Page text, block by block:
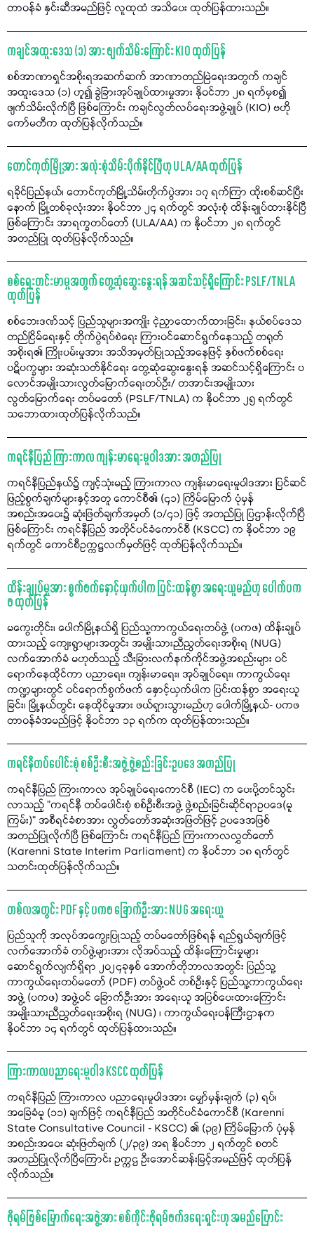
တာဝန်ခံ နှင်းဆီအမည်ဖြင့် လူထုထံ အသိပေး ထုတ်ပြန်ထားသည်။
ကချင်အထူးဒေသ (၁) အား ဖျက်သိမ်းကြောင်း KIO ထုတ်ပြန်
စစ်အာဏာရှင်အစိုးရအဆက်ဆက် အာဏာတည်မြဲရေးအတွက် ကချင်
အထူးဒေသ (၁) ဟူ၍ ခွဲခြားအုပ်ချုပ်ထားမှုအား နိုဝင်ဘာ ၂၈ ရက်မှစ၍
ဖျက်သိမ်းလိုက်ပြီ ဖြစ်ကြောင်း ကချင်လွတ်လပ်ရေးအဖွဲ့ချုပ် (KIO) ဗဟို
ကော်မတီက ထုတ်ပြန်လိုက်သည်။
တောင်ကုတ်မြို့အား အလုံးစုံသိမ်းပိုက်နိုင်ပြီဟု ULA/AA ထုတ်ပြန်
ရခိုင်ပြည်နယ်၊ တောင်ကုတ်မြို့သိမ်းတိုက်ပွဲအား ၁၇ ရက်ကြာ ထိုးစစ်ဆင်ပြီး
နောက် မြို့တစ်ခုလုံးအား နိုဝင်ဘာ ၂၄ ရက်တွင် အလုံးစုံ ထိန်းချုပ်ထားနိုင်ပြီ
ဖြစ်ကြောင်း အာရက္ခတပ်တော် (ULA/AA) က နိုဝင်ဘာ ၂၈ ရက်တွင်
အတည်ပြု ထုတ်ပြန်လိုက်သည်။
စစ်ရေးတင်းမာမှုအတွက် တွေ့ဆုံဆွေးနွေးရန် အဆင်သင့်ရှိကြောင်း PSLF/TNLA
ထုတ်ပြန်
စစ်ဘေးဒဏ်သင့် ပြည်သူများအကျိုး ငဲ့ညှာထောက်ထားခြင်း၊ နယ်စပ်ဒေသ
တည်ငြိမ်ရေးနှင့် တိုက်ပွဲရပ်စဲရေး ကြားဝင်ဆောင်ရွက်နေသည့် တရုတ်
အစိုးရ၏ ကြိုးပမ်းမှုအား အသိအမှတ်ပြုသည့်အနေဖြင့် နှစ်ဖက်စစ်ရေး
ပဋိပက္ခများ အဆုံးသတ်နိုင်ရေး တွေ့ဆုံဆွေးနွေးရန် အဆင်သင့်ရှိကြောင်း ပ
လောင်အမျိုးသားလွတ်မြောက်ရေးတပ်ဦး/ တအာင်းအမျိုးသား
လွတ်မြောက်ရေး တပ်မတော် (PSLF/TNLA) က နိုဝင်ဘာ ၂၅ ရက်တွင်
သဘောထားထုတ်ပြန်လိုက်သည်။
ကရင်နီပြည် ကြားကာလ ကျန်းမာရေးမူဝါဒအား အတည်ပြု
ကရင်နီပြည်နယ်၌ ကျင့်သုံးမည့် ကြားကာလ ကျန်းမာရေးမူဝါဒအား ပြင်ဆင်
ဖြည့်စွက်ချက်များနှင့်အတူ ကောင်စီ၏ (၄၁) ကြိမ်မြောက် ပုံမှန်
အစည်းအဝေး၌ ဆုံးဖြတ်ချက်အမှတ် (၁/၄၁) ဖြင့် အတည်ပြု ပြဌာန်းလိုက်ပြီ
ဖြစ်ကြောင်း ကရင်နီပြည် အတိုင်ပင်ခံကောင်စီ (KSCC) က နိုဝင်ဘာ ၁၉
ရက်တွင် ကောင်စီဥက္ကဋ္ဌလက်မှတ်ဖြင့် ထုတ်ပြန်လိုက်သည်။
ထိန်းချုပ်မှုအား စွက်ဖက်နှောင့်ယှက်ပါက ပြင်းထန်စွာ အရေးယူမည်ဟု ပေါက်ပက
ဖ ထုတ်ပြန်
မကွေးတိုင်း၊ ပေါက်မြို့နယ်ရှိ ပြည်သူ့ကာကွယ်ရေးတပ်ဖွဲ့ (ပကဖ) ထိန်းချုပ်
ထားသည့် ကျေးရွာများအတွင်း အမျိုးသားညီညွတ်ရေးအစိုးရ (NUG)
လက်အောက်ခံ မဟုတ်သည့် သီးခြားလက်နက်ကိုင်အဖွဲ့အစည်းများ ဝင်
ရောက်နေထိုင်ကာ ပညာရေး၊ ကျန်းမာရေး၊ အုပ်ချုပ်ရေး၊ ကာကွယ်ရေး
ကဏ္ဍများတွင် ဝင်ရောက်စွက်ဖက် နှောင့်ယှက်ပါက ပြင်းထန်စွာ အရေးယူ
ခြင်း၊ မြို့နယ်တွင်း နေထိုင်မှုအား ဖယ်ရှားသွားမည်ဟု ပေါက်မြို့နယ်- ပကဖ
တာဝန်ခံအမည်ဖြင့် နိုဝင်ဘာ ၁၃ ရက်က ထုတ်ပြန်ထားသည်။
ကရင်နီတပ်ပေါင်းစုံ စစ်ဦးစီးအဖွဲ့ ဖွဲ့စည်းခြင်းဥပဒေ အတည်ပြု
ကရင်နီပြည် ကြားကာလ အုပ်ချုပ်ရေးကောင်စီ (IEC) က ပေးပို့တင်သွင်း
လာသည့် "ကရင်နီ တပ်ပေါင်းစုံ စစ်ဦးစီးအဖွဲ့ ဖွဲ့စည်းခြင်းဆိုင်ရာဥပဒေ(မူ
ကြမ်း)” အစီရင်ခံစာအား လွှတ်တော်အဆုံးအဖြတ်ဖြင့် ဥပဒေအဖြစ်
အတည်ပြုလိုက်ပြီ ဖြစ်ကြောင်း ကရင်နီပြည် ကြားကာလလွှတ်တော်
(Karenni State Interim Parliament) က နိုဝင်ဘာ ၁၈ ရက်တွင်
သတင်းထုတ်ပြန်လိုက်သည်။
တစ်လအတွင်း PDF နှင့် ပကဖ ခြောက်ဦးအား NUG အရေးယူ
ပြည်သူကို အလုပ်အကျွေးပြုသည့် တပ်မတော်ဖြစ်ရန် ရည်ရွယ်ချက်ဖြင့်
လက်အောက်ခံ တပ်ဖွဲ့များအား လိုအပ်သည့် ထိန်းကြောင်းမှုများ
ဆောင်ရွက်လျက်ရှိရာ ၂၀၂၄ခုနှစ် အောက်တိုဘာလအတွင်း ပြည်သူ့
ကာကွယ်ရေးတပ်မတော် (PDF) တပ်ဖွဲ့ဝင် တစ်ဦးနှင့် ပြည်သူ့ကာကွယ်ရေး
အဖွဲ့ (ပကဖ) အဖွဲ့ဝင် ခြောက်ဦးအား အရေးယူ အပြစ်ပေးထားကြောင်း
အမျိုးသားညီညွတ်ရေးအစိုးရ (NUG) ၊ ကာကွယ်ရေးဝန်ကြီးဌာနက
နိုဝင်ဘာ ၁၄ ရက်တွင် ထုတ်ပြန်ထားသည်။
ကြားကာလပညာရေးမူဝါဒ KSCC ထုတ်ပြန်
ကရင်နီပြည် ကြားကာလ ပညာရေးမူဝါဒအား မျှော်မှန်းချက် (၃) ရပ်၊
အခြေခံမူ (၁၁) ချက်ဖြင့် ကရင်နီပြည် အတိုင်ပင်ခံကောင်စီ (Karenni
State Consultative Council - KSCC) ၏ (၃၉) ကြိမ်မြောက် ပုံမှန်
အစည်းအဝေး ဆုံးဖြတ်ချက် (၂/၃၉) အရ နိုဝင်ဘာ ၂ ရက်တွင် စတင်
အတည်ပြုလိုက်ပြီကြောင်း ဥက္ကဌ ဦးအောင်ဆန်းမြင့်အမည်ဖြင့် ထုတ်ပြန်
လိုက်သည်။
ဖိုရမ်ဖြစ်မြောက်ရေးအဖွဲ့အား စစ်ကိုင်းဖိုရမ်ဖက်ဒရေးရှင်းဟု အမည်ပြောင်း